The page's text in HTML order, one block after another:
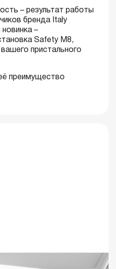
– результат работы
бренда Italy
–
Safety М8,
пристального
преимущество